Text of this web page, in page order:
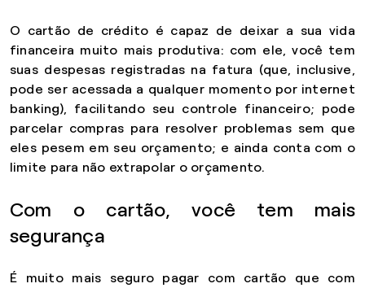
O cartão de crédito é capaz de deixar a sua vida
financeira muito mais produtiva: com ele, você tem
suas despesas registradas na fatura (que, inclusive,
pode ser acessada a qualquer momento por internet
banking), facilitando seu controle financeiro; pode
parcelar compras para resolver problemas sem que
eles pesem em seu orçamento; e ainda conta com o
limite para não extrapolar o orçamento.
Com o cartão, você tem mais
segurança
É muito mais seguro pagar com cartão que com